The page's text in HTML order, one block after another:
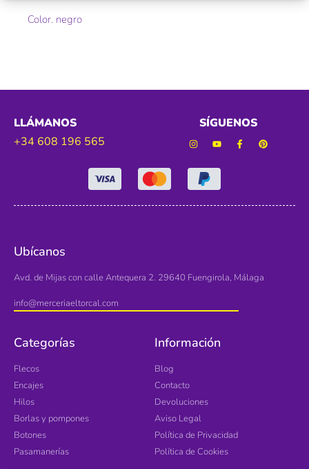
Color. negro
LLÁMANOS
+34 608 196 565
SÍGUENOS
Ubícanos
Avd. de Mijas con calle Antequera 2. 29640 Fuengirola, Málaga
info@merceriaeltorcal.com
Categorías
Flecos
Encajes
Hilos
Borlas y pompones
Botones
Pasamanerías
Información
Blog
Contacto
Devoluciones
Aviso Legal
Política de Privacidad
Política de Cookies